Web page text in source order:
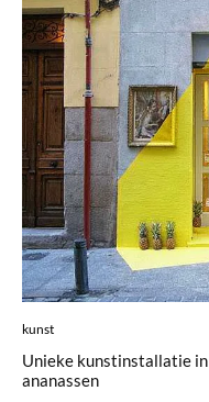
kunst
Unieke kunstinstallatie
ananassen